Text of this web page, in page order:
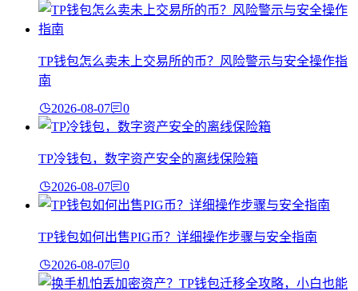
TP钱包怎么卖未上交易所的币？风险警示与安全操作指
南
2026-08-07 0
TP冷钱包，数字资产安全的离线保险箱
2026-08-07 0
TP钱包如何出售PIG币？详细操作步骤与安全指南
2026-08-07 0